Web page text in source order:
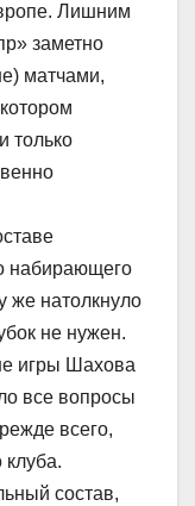
Лишним
заметно
матчами,
только
набирающего
же натолкнуло
не нужен.
игры Шахова
все вопросы
всего,
клуба.
состав,